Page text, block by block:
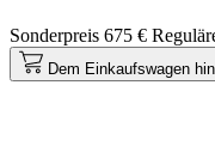
Sonderpreis 675 €
Dem Einkaufswagen